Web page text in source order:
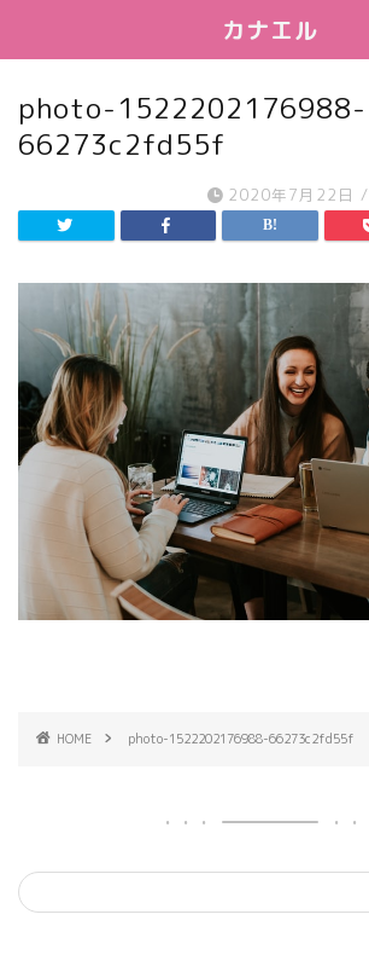
カナエル
photo-1522202176988-
66273c2fd55f
2020年7月22日 /
HOME photo-1522202176988-66273c2fd55f